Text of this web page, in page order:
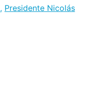
, Presidente Nicolás